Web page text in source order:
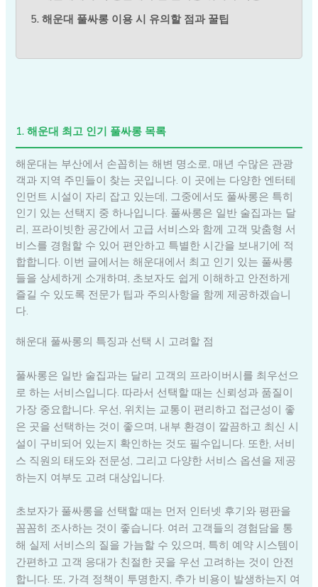
5. 해운대 풀싸롱 이용 시 유의할 점과 꿀팁
1. 해운대 최고 인기 풀싸롱 목록
해운대는 부산에서 손꼽히는 해변 명소로, 매년 수많은 관광
객과 지역 주민들이 찾는 곳입니다. 이 곳에는 다양한 엔터테
인먼트 시설이 자리 잡고 있는데, 그중에서도 풀싸롱은 특히
인기 있는 선택지 중 하나입니다. 풀싸롱은 일반 술집과는 달
리, 프라이빗한 공간에서 고급 서비스와 함께 고객 맞춤형 서
비스를 경험할 수 있어 편안하고 특별한 시간을 보내기에 적
합합니다. 이번 글에서는 해운대에서 최고 인기 있는 풀싸롱
들을 상세하게 소개하며, 초보자도 쉽게 이해하고 안전하게
즐길 수 있도록 전문가 팁과 주의사항을 함께 제공하겠습니
다.
해운대 풀싸롱의 특징과 선택 시 고려할 점
풀싸롱은 일반 술집과는 달리 고객의 프라이버시를 최우선으
로 하는 서비스입니다. 따라서 선택할 때는 신뢰성과 품질이
가장 중요합니다. 우선, 위치는 교통이 편리하고 접근성이 좋
은 곳을 선택하는 것이 좋으며, 내부 환경이 깔끔하고 최신 시
설이 구비되어 있는지 확인하는 것도 필수입니다. 또한, 서비
스 직원의 태도와 전문성, 그리고 다양한 서비스 옵션을 제공
하는지 여부도 고려 대상입니다.
초보자가 풀싸롱을 선택할 때는 먼저 인터넷 후기와 평판을
꼼꼼히 조사하는 것이 좋습니다. 여러 고객들의 경험담을 통
해 실제 서비스의 질을 가늠할 수 있으며, 특히 예약 시스템이
간편하고 고객 응대가 친절한 곳을 우선 고려하는 것이 안전
합니다. 또, 가격 정책이 투명한지, 추가 비용이 발생하는지 여